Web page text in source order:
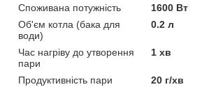
Споживана потужність
1600 Вт
Об'єм котла (бака для
води)
0.2 л
Час нагріву до утворення
пари
1 хв
Продуктивність пари
20 г/хв